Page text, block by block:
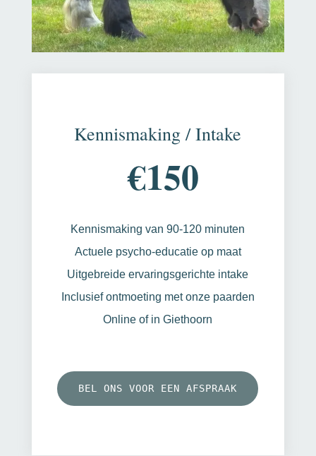
Kennismaking / Intake
€150
Kennismaking van 90-120 minuten
Actuele psycho-educatie op maat
Uitgebreide ervaringsgerichte intake
Inclusief ontmoeting met onze paarden
Online of in Giethoorn
BEL ONS VOOR EEN AFSPRAAK